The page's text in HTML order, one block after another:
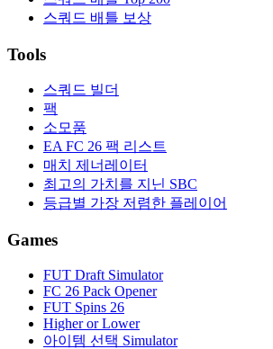
스쿼드 배틀 보상
Tools
스쿼드 빌더
팩
소모품
EA FC 26 팩 리스트
매치 제너레이터
최고의 가치를 지닌 SBC
등급별 가장 저렴한 플레이어
Games
FUT Draft Simulator
FC 26 Pack Opener
FUT Spins 26
Higher or Lower
아이템 선택 Simulator